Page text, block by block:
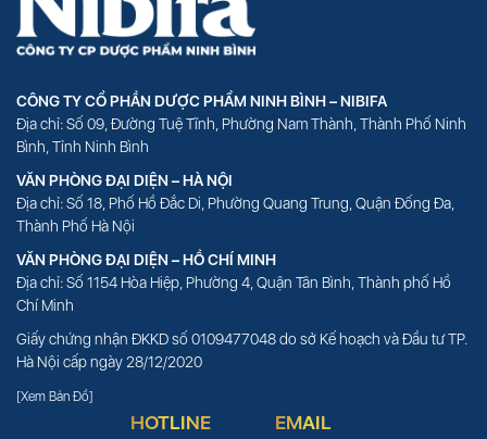
CÔNG TY CỔ PHẦN DƯỢC PHẨM NINH BÌNH – NIBIFA
Địa chỉ: Số 09, Đường Tuệ Tĩnh, Phường Nam Thành, Thành Phố Ninh
Bình, Tỉnh Ninh Bình
VĂN PHÒNG ĐẠI DIỆN – HÀ NỘI
Địa chỉ: Số 18, Phố Hồ Đắc Di, Phường Quang Trung, Quận Đống Đa,
Thành Phố Hà Nội
VĂN PHÒNG ĐẠI DIỆN – HỒ CHÍ MINH
Địa chỉ: Số 1154 Hòa Hiệp, Phường 4, Quận Tân Bình, Thành phố Hồ
Chí Minh
Giấy chứng nhận ĐKKD số 0109477048 do sở Kế hoạch và Đầu tư TP.
Hà Nội cấp ngày 28/12/2020
[Xem Bản Đồ]
HOTLINE EMAIL